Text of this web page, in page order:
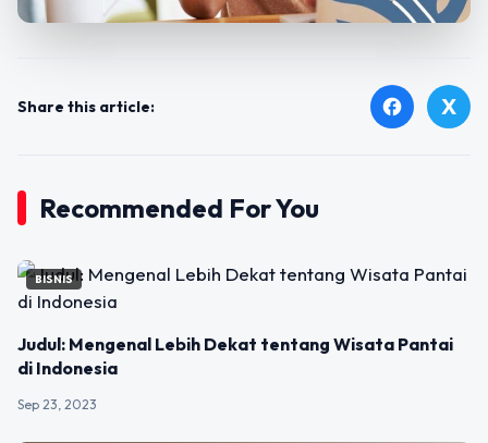
Share this article: facebook X
Recommended For You
BISNIS
Judul: Mengenal Lebih Dekat tentang Wisata Pantai
di Indonesia
Sep 23, 2023